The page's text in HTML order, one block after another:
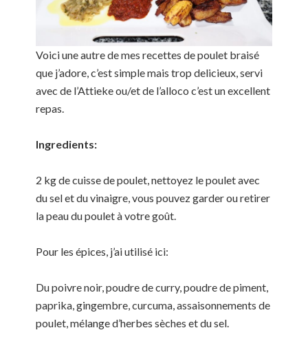
Voici une autre de mes recettes de poulet braisé
que j’adore, c’est simple mais trop delicieux, servi
avec de l’Attieke ou/et de l’alloco c’est un excellent
repas.
Ingredients:
2 kg de cuisse de poulet, nettoyez le poulet avec
du sel et du vinaigre, vous pouvez garder ou retirer
la peau du poulet à votre goût.
Pour les épices, j’ai utilisé ici:
Du poivre noir, poudre de curry, poudre de piment,
paprika, gingembre, curcuma, assaisonnements de
poulet, mélange d’herbes sèches et du sel.